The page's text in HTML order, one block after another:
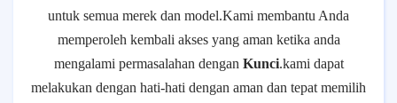
untuk semua merek dan model.Kami membantu Anda
memperoleh kembali akses yang aman ketika anda
mengalami permasalahan dengan Kunci.kami dapat
melakukan dengan hati-hati dengan aman dan tepat memilih